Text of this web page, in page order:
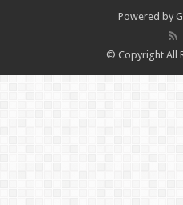
Powered by
© Copyright All